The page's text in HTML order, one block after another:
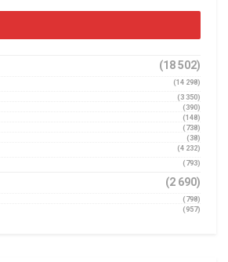
(18 502)
(14 298)
(3 350)
(390)
(148)
(738)
(38)
(4 232)
(793)
(2 690)
(798)
(957)